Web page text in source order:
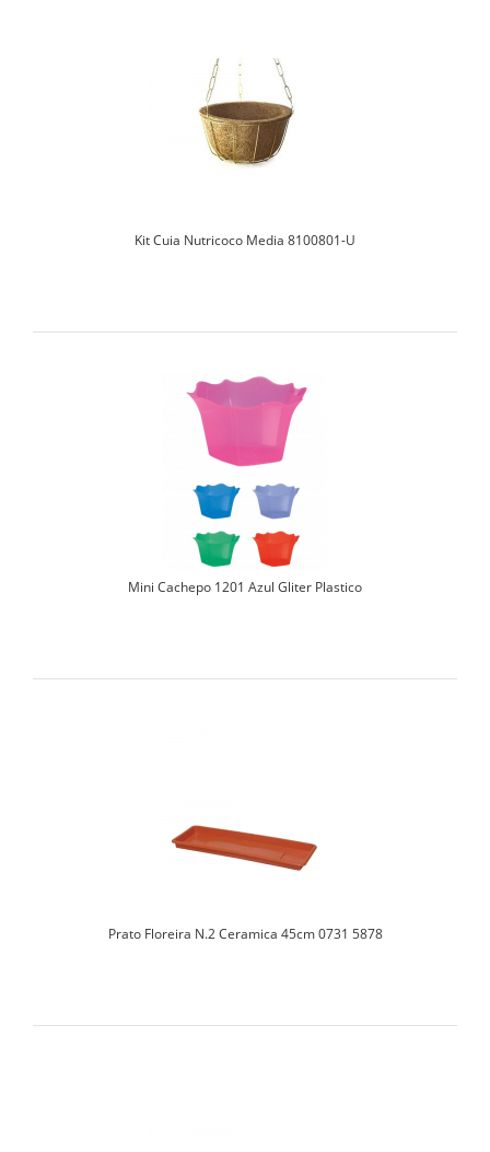
Kit Cuia Nutricoco Media 8100801-U
Mini Cachepo 1201 Azul Gliter Plastico
Prato Floreira N.2 Ceramica 45cm 0731 5878